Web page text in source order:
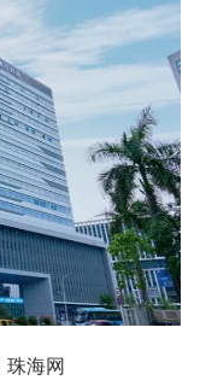
珠海网